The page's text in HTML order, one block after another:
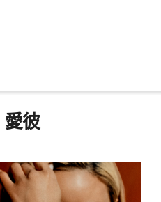
愛彼